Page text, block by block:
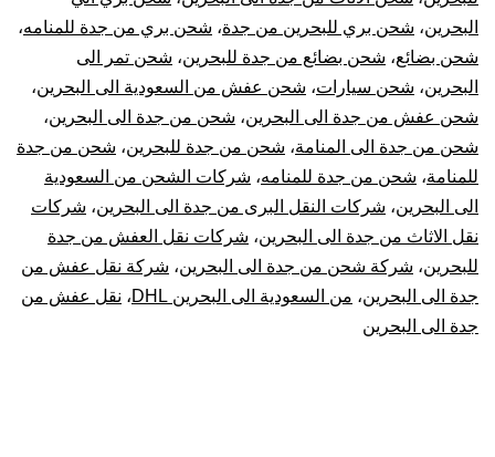
نقل
عفش
من
جدة
للبحرين
البحرين، شحن بري للبحرين من جدة، شحن بري من جدة للمنامه،
شحن بضائع، شحن بضائع من جدة للبحرين، شحن تمر الى
البحرين، شحن سيارات، شحن عفش من السعودية الى البحرين،
شحن عفش من جدة الى البحرين، شحن من جدة الى البحرين،
شحن من جدة الى المنامة، شحن من جدة للبحرين، شحن من جدة
للمنامة، شحن من جدة للمنامه، شركات الشحن من السعودية
الى البحرين، شركات النقل البرى من جدة الى البحرين، شركات
نقل الاثاث من جدة الى البحرين، شركات نقل العفش من جدة
للبحرين، شركة شحن من جدة الى البحرين، شركة نقل عفش من
جدة الى البحرين، من السعودية الى البحرين DHL ، نقل عفش من
جدة الى البحرين